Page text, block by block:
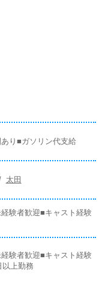
り■ガソリン代支給
太田
験者歓迎■キャスト経験
験者歓迎■キャスト経験
上勤務